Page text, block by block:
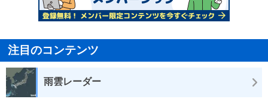
注目のコンテンツ
雨雲レーダー